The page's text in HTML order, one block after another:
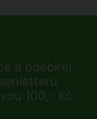
a odebírej
100,- Kč